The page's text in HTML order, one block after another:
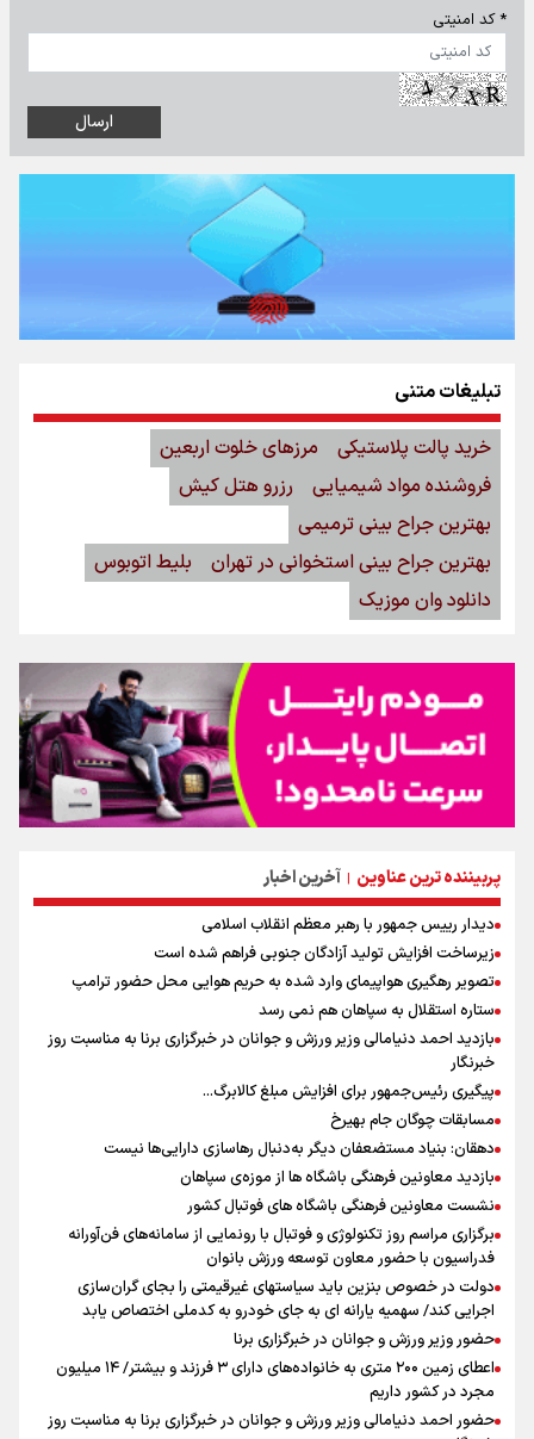
* کد امنیتی
پربیننده ترین عناوین | آخرین اخبار
دیدار رییس جمهور با رهبر معظم انقلاب اسلامی
زیرساخت افزایش تولید آزادگان جنوبی فراهم شده است
تصویر رهگیری هواپیمای وارد شده به حریم هوایی محل حضور ترامپ
ستاره استقلال به سپاهان هم نمی رسد
بازدید احمد دنیامالی وزیر ورزش و جوانان در خبرگزاری برنا به مناسبت روز
خبرنگار
پیگیری رئیس‌جمهور برای افزایش مبلغ کالابرگ...
مسابقات چوگان جام بهیرخ
دهقان: بنیاد مستضعفان دیگر به‌دنبال رهاسازی دارایی‌ها نیست
بازدید معاونین فرهنگی باشگاه ها از موزه‌ی سپاهان
نشست معاونین فرهنگی باشگاه های فوتبال کشور
برگزاری مراسم روز تکنولوژی و فوتبال با رونمایی از سامانه‌های فن‌آورانه
فدراسیون با حضور معاون توسعه ورزش بانوان
دولت در خصوص بنزین باید سیاستهای غیرقیمتی را بجای گران‌سازی
اجرایی کند/ سهمیه یارانه ای به جای خودرو به کدملی اختصاص یابد
حضور وزیر ورزش و جوانان در خبرگزاری برنا
اعطای زمین ۲۰۰ متری به خانواده‌های دارای ۳ فرزند و بیشتر/ ۱۴ میلیون
مجرد در کشور داریم
حضور احمد دنیامالی وزیر ورزش و جوانان در خبرگزاری برنا به مناسبت روز
تبلیغات متنی
خرید پالت پلاستیکی
مرزهای خلوت اربعین
فروشنده مواد شیمیایی
رزرو هتل کیش
بهترین جراح بینی ترمیمی
بهترین جراح بینی استخوانی در تهران
بلیط اتوبوس
دانلود وان موزیک